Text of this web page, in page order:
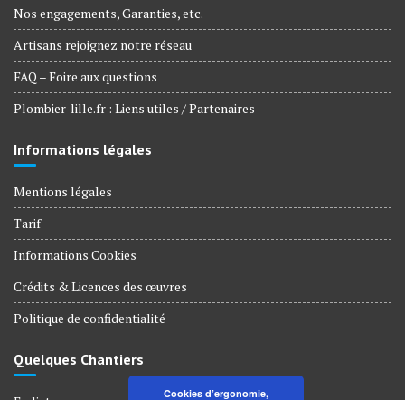
Nos engagements, Garanties, etc.
Artisans rejoignez notre réseau
FAQ – Foire aux questions
Plombier-lille.fr : Liens utiles / Partenaires
Informations légales
Mentions légales
Tarif
Informations Cookies
Crédits & Licences des œuvres
Politique de confidentialité
Quelques Chantiers
Cookies d’ergonomie,